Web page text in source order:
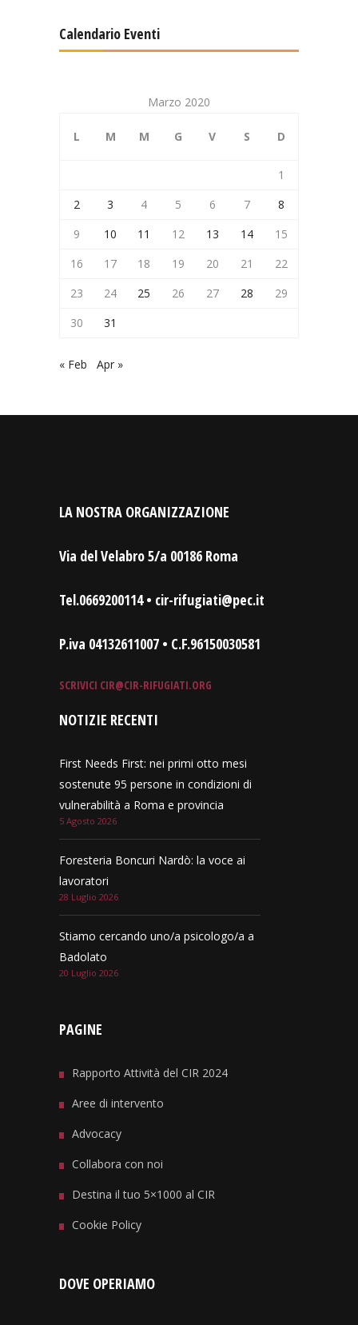
Calendario Eventi
Marzo 2020
L M M G V S D
1
2
3 4 5 6 7
8
9
10 11 12 13 14
15
16
17 18 19 20 21
22
23
24 25 26 27 28
29
30
31
« Feb Apr »
LA NOSTRA ORGANIZZAZIONE
Via del Velabro 5/a 00186 Roma
Tel.0669200114 • cir-rifugiati@pec.it
P.iva 04132611007 • C.F.96150030581
SCRIVICI CIR@CIR-RIFUGIATI.ORG
NOTIZIE RECENTI
First Needs First: nei primi otto mesi
sostenute 95 persone in condizioni di
vulnerabilità a Roma e provincia
5 Agosto 2026
Foresteria Boncuri Nardò: la voce ai
lavoratori
28 Luglio 2026
Stiamo cercando uno/a psicologo/a a
Badolato
20 Luglio 2026
PAGINE
Rapporto Attività del CIR 2024
Aree di intervento
Advocacy
Collabora con noi
Destina il tuo 5×1000 al CIR
Cookie Policy
DOVE OPERIAMO